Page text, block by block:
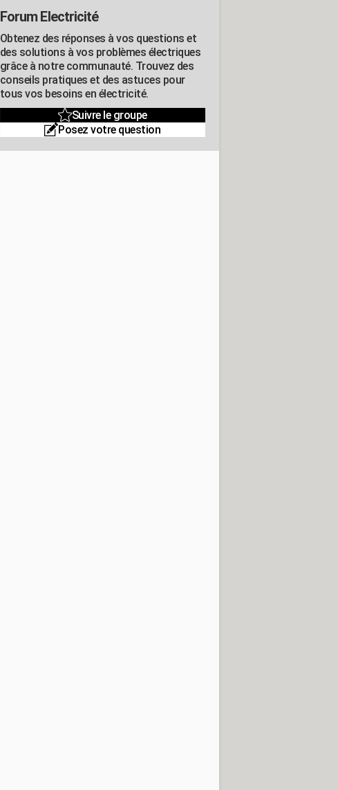
Forum Electricité
Obtenez des réponses à vos questions et
des solutions à vos problèmes électriques
grâce à notre communauté. Trouvez des
conseils pratiques et des astuces pour
tous vos besoins en électricité.
Suivre le groupe
Posez votre question